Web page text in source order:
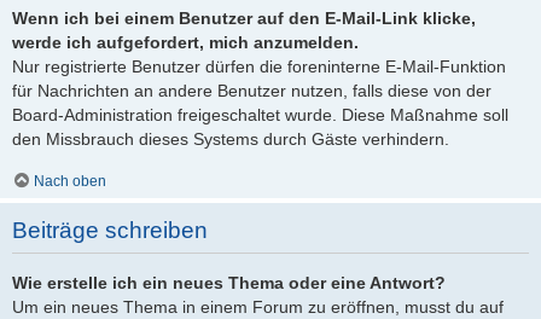
Wenn ich bei einem Benutzer auf den E-Mail-Link klicke,
werde ich aufgefordert, mich anzumelden.
Nur registrierte Benutzer dürfen die foreninterne E-Mail-Funktion
für Nachrichten an andere Benutzer nutzen, falls diese von der
Board-Administration freigeschaltet wurde. Diese Maßnahme soll
den Missbrauch dieses Systems durch Gäste verhindern.
Nach oben
Beiträge schreiben
Wie erstelle ich ein neues Thema oder eine Antwort?
Um ein neues Thema in einem Forum zu eröffnen, musst du auf